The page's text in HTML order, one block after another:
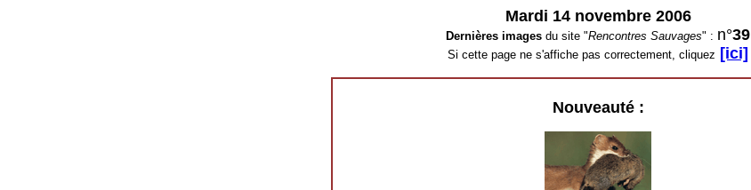
Mardi 14 novembre 2006
Dernières images du site "Rencontres Sauvages" : n°39
Si cette page ne s'affiche pas correctement, cliquez [ici]
Nouveauté :